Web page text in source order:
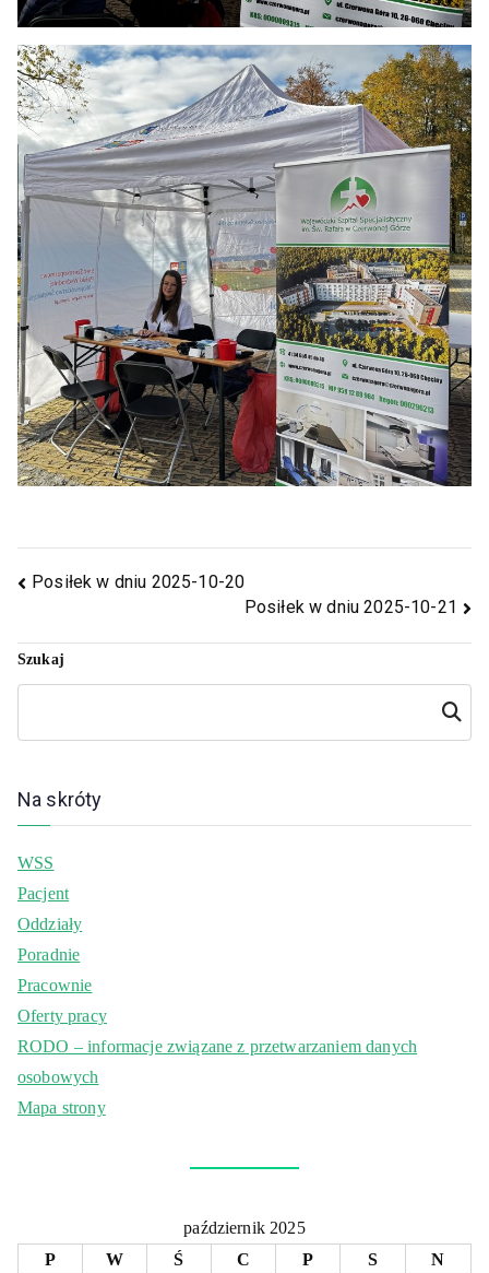
Posiłek w dniu 2025-10-20
Posiłek w dniu 2025-10-21
Szukaj
Szukaj
Na skróty
WSS
Pacjent
Oddziały
Poradnie
Pracownie
Oferty pracy
RODO – informacje związane z przetwarzaniem danych
osobowych
Mapa strony
październik 2025
P
W Ś C P S
N